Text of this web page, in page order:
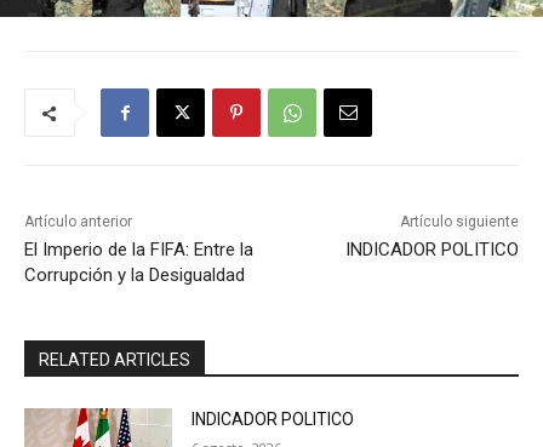
Artículo anterior
El Imperio de la FIFA: Entre la
Corrupción y la Desigualdad
Artículo siguiente
INDICADOR POLITICO
RELATED ARTICLES
INDICADOR POLITICO